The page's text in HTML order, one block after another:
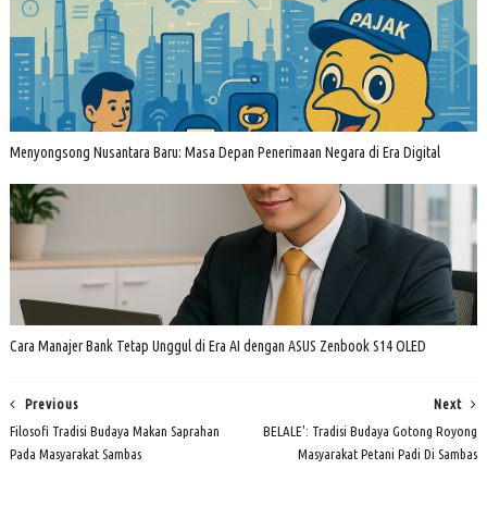
Menyongsong Nusantara Baru: Masa Depan Penerimaan Negara di Era Digital
Cara Manajer Bank Tetap Unggul di Era AI dengan ASUS Zenbook S14 OLED
Next
BELALE': Tradisi Budaya Gotong Royong
Masyarakat Petani Padi Di Sambas
Previous
Filosofi Tradisi Budaya Makan Saprahan
Pada Masyarakat Sambas